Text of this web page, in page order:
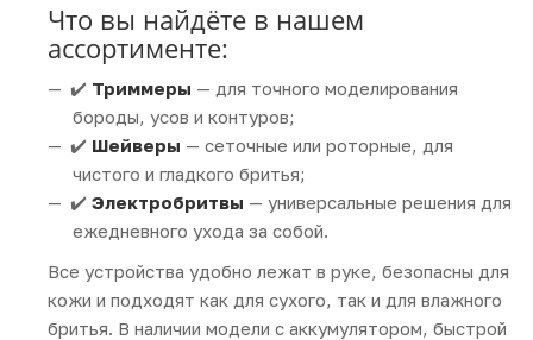
Что вы найдёте в нашем
ассортименте:
✔️ Триммеры — для точного моделирования
бороды, усов и контуров;
✔️ Шейверы — сеточные или роторные, для
чистого и гладкого бритья;
✔️ Электробритвы — универсальные решения для
ежедневного ухода за собой.
Все устройства удобно лежат в руке, безопасны для
кожи и подходят как для сухого, так и для влажного
бритья. В наличии модели с аккумулятором, быстрой